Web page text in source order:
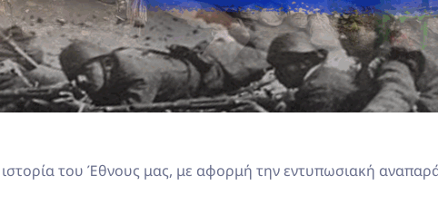
ιστορία του Έθνους μας, με αφορμή την εντυπωσιακή